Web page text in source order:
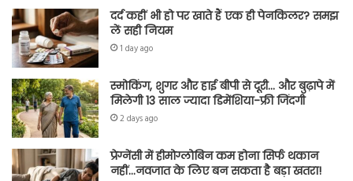
दर्द कहीं भी हो पर खाते हैं एक ही पेनकिलर? समझ
लें सही नियम
1 day ago
स्मोकिंग, शुगर और हाई बीपी से दूरी… और बुढ़ापे में
मिलेगी 13 साल ज्यादा डिमेंशिया-फ्री जिंदगी
2 days ago
प्रेग्नेंसी में हीमोग्लोबिन कम होना सिर्फ थकान
नहीं…नवजात के लिए बन सकता है बड़ा खतरा!